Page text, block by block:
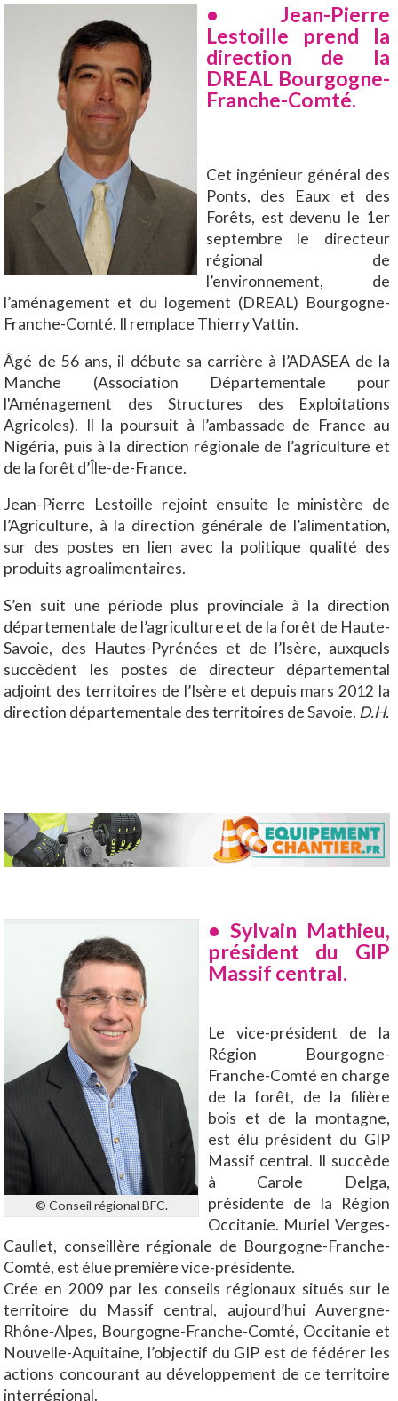
• Jean-Pierre
Lestoille prend la
direction de la
DREAL Bourgogne-
Franche-Comté.
Cet ingénieur général des
Ponts, des Eaux et des
Forêts, est devenu le 1er
septembre le directeur
régional de
l’environnement, de
l’aménagement et du logement (DREAL) Bourgogne-
Franche-Comté. Il remplace Thierry Vattin.
Âgé de 56 ans, il débute sa carrière à l’ADASEA de la
Manche (Association Départementale pour
l'Aménagement des Structures des Exploitations
Agricoles). Il la poursuit à l’ambassade de France au
Nigéria, puis à la direction régionale de l’agriculture et
de la forêt d’Île-de-France.
Jean-Pierre Lestoille rejoint ensuite le ministère de
l’Agriculture, à la direction générale de l’alimentation,
sur des postes en lien avec la politique qualité des
produits agroalimentaires.
S’en suit une période plus provinciale à la direction
départementale de l’agriculture et de la forêt de Haute-
Savoie, des Hautes-Pyrénées et de l’Isère, auxquels
succèdent les postes de directeur départemental
adjoint des territoires de l’Isère et depuis mars 2012 la
direction départementale des territoires de Savoie. D.H.
© Conseil régional BFC.
• Sylvain Mathieu,
président du GIP
Massif central.
Le vice-président de la
Région Bourgogne-
Franche-Comté en charge
de la forêt, de la filière
bois et de la montagne,
est élu président du GIP
Massif central. Il succède
à Carole Delga,
présidente de la Région
Occitanie. Muriel Verges-
Caullet, conseillère régionale de Bourgogne-Franche-
Comté, est élue première vice-présidente.
Crée en 2009 par les conseils régionaux situés sur le
territoire du Massif central, aujourd’hui Auvergne-
Rhône-Alpes, Bourgogne-Franche-Comté, Occitanie et
Nouvelle-Aquitaine, l’objectif du GIP est de fédérer les
actions concourant au développement de ce territoire
interrégional.